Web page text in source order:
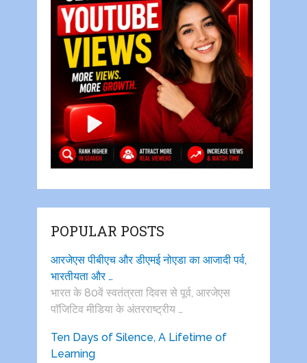
POPULAR POSTS
आरजेएस पीबीएच और डीएमई नोएडा का आजादी पर्व,
भारतीयता और …
भारत के 80वें स्वतंत्रता दिवस से पूर्व, आरजेएस
पाॅजिटिव मीडिया के अंतरराष्ट्रीय …
Ten Days of Silence, A Lifetime of
Learning